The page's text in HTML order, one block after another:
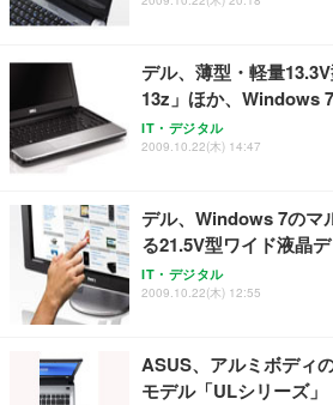
デル、薄型・軽量
13z」ほか、Windows
IT・デジタル
2009.10.22(木) 14:47
デル、Windows 7のマ
る21.5V型ワイド液晶
IT・デジタル
2009.10.22(木) 12:55
ASUS、アルミボディ
モデル「ULシリーズ」